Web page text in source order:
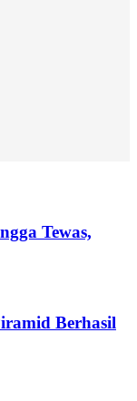
Tewas,
Berhasil